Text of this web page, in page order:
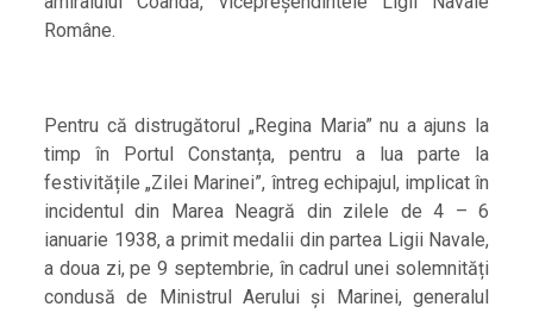
Române.
Pentru că distrugătorul „Regina Maria” nu a ajuns la
timp în Portul Constanța, pentru a lua parte la
festivitățile „Zilei Marinei”, întreg echipajul, implicat în
incidentul din Marea Neagră din zilele de 4 – 6
ianuarie 1938, a primit medalii din partea Ligii Navale,
a doua zi, pe 9 septembrie, în cadrul unei solemnități
condusă de Ministrul Aerului și Marinei, generalul